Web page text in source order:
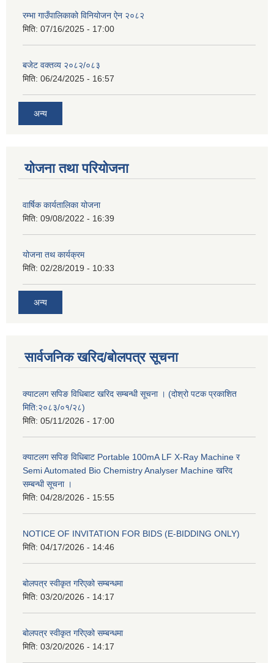
रम्भा गाउँपालिकाको विनियोजन ऐन २०८२
मिति: 07/16/2025 - 17:00
बजेट वक्तव्य २०८२/०८३
मिति: 06/24/2025 - 16:57
अन्य
योजना तथा परियोजना
वार्षिक कार्यतालिका योजना
मिति: 09/08/2022 - 16:39
योजना तथ कार्यक्रम
मिति: 02/28/2019 - 10:33
अन्य
सार्वजनिक खरिद/बोलपत्र सूचना
क्याटलग सपिङ विधिबाट खरिद सम्बन्धी सूचना । (दोश्रो पटक प्रकाशित
मिति:२०८३/०१/२८)
मिति: 05/11/2026 - 17:00
क्याटलग सपिङ विधिबाट Portable 100mA LF X-Ray Machine र
Semi Automated Bio Chemistry Analyser Machine खरिद
सम्बन्धी सूचना ।
मिति: 04/28/2026 - 15:55
NOTICE OF INVITATION FOR BIDS (E-BIDDING ONLY)
मिति: 04/17/2026 - 14:46
बोलपत्र स्वीकृत गरिएको सम्बन्धमा
मिति: 03/20/2026 - 14:17
बोलपत्र स्वीकृत गरिएको सम्बन्धमा
मिति: 03/20/2026 - 14:17